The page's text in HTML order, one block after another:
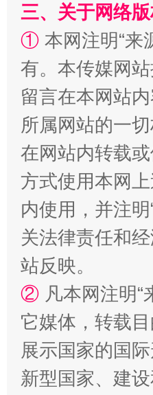
解纷+调解+退费，一
站台名比不上好声名
三、关于网络版
① 本网注明“来
有。本传媒网
留言在本网站
所属网站的一
在网站内转载
方式使用本网
内使用，并注
关法律责任和
站反映。
② 凡本网注明
它媒体，转载
展示国家的国
新型国家、建